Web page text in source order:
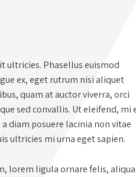
ultricies. Phasellus euismod
ex, eget rutrum nisi aliquet
quam at auctor viverra, orci
sed convallis. Ut eleifend, mi
diam posuere lacinia non vitae
ultricies mi urna eget sapien.
lorem ligula ornare felis,